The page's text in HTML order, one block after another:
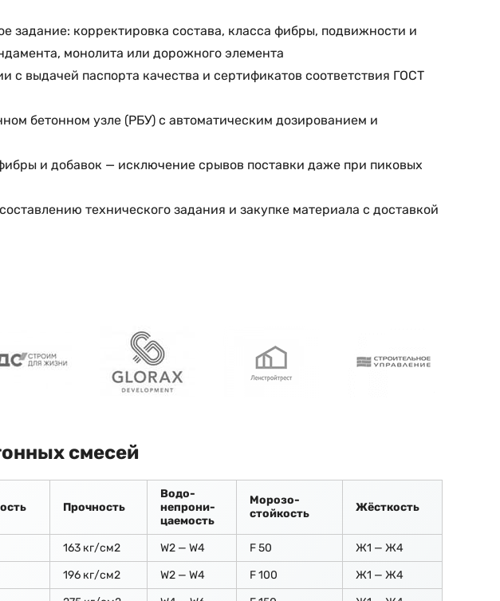
задание: корректировка состава, класса фибры, подвижности и
монолита или дорожного элемента
с выдачей паспорта качества и сертификатов соответствия ГОСТ
бетонном узле (РБУ) с автоматическим дозированием и
и добавок — исключение срывов поставки даже при пиковых
технического задания и закупке материала с доставкой
смесей
Прочность
Водо-
непрони-
цаемость
Морозо-
стойкость
Жёсткость
163 кг/см2 W2 — W4 F 50
Ж1 — Ж4
196 кг/см2 W2 — W4 F 100
Ж1 — Ж4